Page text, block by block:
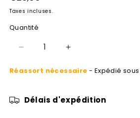
habituel
Taxes incluses.
Quantité
Réduire
quantité
Augmenter
quantité
I
Réassort nécessaire - Expédié sous
Délais d'expédition